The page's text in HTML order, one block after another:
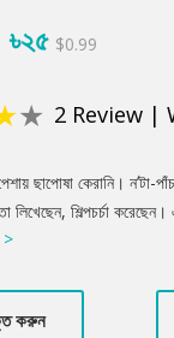
৳২৫ $0.99
★ 2 Review |
পেশায় ছাপোষা কেরানি।
লিখেছেন, শিল্পচর্চা
গগের প্রতি তার অবসেশন
গগ হওয়া যায়?
করুন